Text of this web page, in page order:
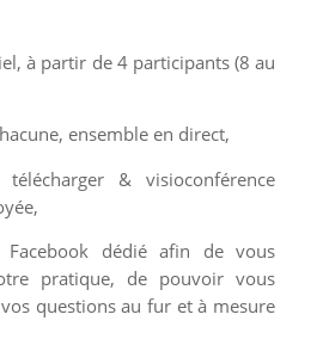
à partir de 4 participants (8 au
ensemble en direct,
& visioconférence
Facebook dédié afin de vous
pratique, de pouvoir vous
questions au fur et à mesure